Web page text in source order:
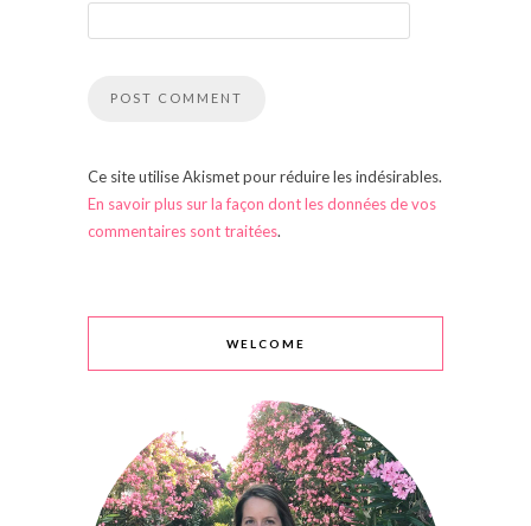
Ce site utilise Akismet pour réduire les indésirables.
En savoir plus sur la façon dont les données de vos
commentaires sont traitées.
WELCOME